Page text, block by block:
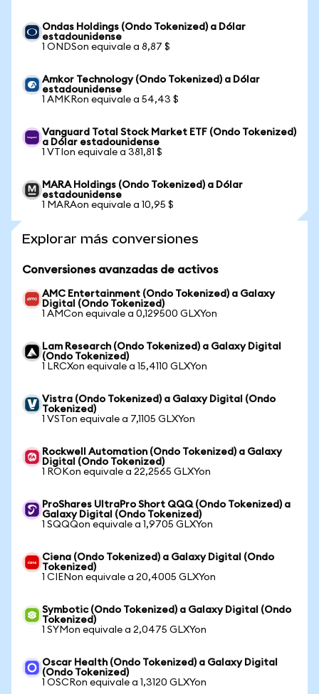
Ondas Holdings (Ondo Tokenized) a Dólar
estadounidense
1 ONDSon equivale a 8,87 $
Amkor Technology (Ondo Tokenized) a Dólar
estadounidense
1 AMKRon equivale a 54,43 $
Vanguard Total Stock Market ETF (Ondo Tokenized)
a Dólar estadounidense
1 VTIon equivale a 381,81 $
MARA Holdings (Ondo Tokenized) a Dólar
estadounidense
1 MARAon equivale a 10,95 $
Explorar más conversiones
Conversiones avanzadas de activos
AMC Entertainment (Ondo Tokenized) a Galaxy
Digital (Ondo Tokenized)
1 AMCon equivale a 0,129500 GLXYon
Lam Research (Ondo Tokenized) a Galaxy Digital
(Ondo Tokenized)
1 LRCXon equivale a 15,4110 GLXYon
Vistra (Ondo Tokenized) a Galaxy Digital (Ondo
Tokenized)
1 VSTon equivale a 7,1105 GLXYon
Rockwell Automation (Ondo Tokenized) a Galaxy
Digital (Ondo Tokenized)
1 ROKon equivale a 22,2565 GLXYon
ProShares UltraPro Short QQQ (Ondo Tokenized) a
Galaxy Digital (Ondo Tokenized)
1 SQQQon equivale a 1,9705 GLXYon
Ciena (Ondo Tokenized) a Galaxy Digital (Ondo
Tokenized)
1 CIENon equivale a 20,4005 GLXYon
Symbotic (Ondo Tokenized) a Galaxy Digital (Ondo
Tokenized)
1 SYMon equivale a 2,0475 GLXYon
Oscar Health (Ondo Tokenized) a Galaxy Digital
(Ondo Tokenized)
1 OSCRon equivale a 1,3120 GLXYon